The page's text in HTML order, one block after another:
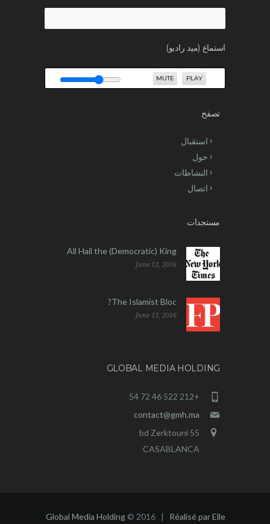
for:
استماع (ميد راديو)
PLAY
MUTE
تصفح
استقبال
حول
النشاطات
اتصال
مستجدات
All Hail the (Democratic) King
June 13, 2016
The Islamist Bloc?
June 13, 2016
GLOBAL MEDIA HOLDING
+212 522 46 72 54
contact@gmh.ma
55 bd Zerktouni
CASABLANCA
Global Media Holding © 2016 | Réalisé par Elle